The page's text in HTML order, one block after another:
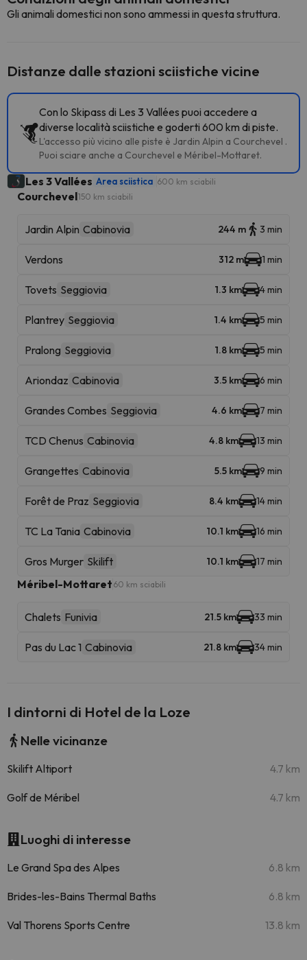
Gli animali domestici non sono ammessi in questa struttura.
Distanze dalle stazioni sciistiche vicine
Con lo Skipass di Les 3 Vallées puoi accedere a
diverse località sciistiche e goderti 600 km di piste.
L'accesso più vicino alle piste è Jardin Alpin a Courchevel .
Puoi sciare anche a Courchevel e Méribel-Mottaret.
Les 3 Vallées Area sciistica 600 km sciabili
Courchevel150 km sciabili
Jardin Alpin Cabinovia 244 m 3 min
Verdons 312 m 1 min
Tovets Seggiovia 1.3 km 4 min
Plantrey Seggiovia 1.4 km 5 min
Pralong Seggiovia 1.8 km 5 min
Ariondaz Cabinovia 3.5 km 6 min
Grandes Combes Seggiovia 4.6 km 7 min
TCD Chenus Cabinovia 4.8 km 13 min
Grangettes Cabinovia 5.5 km 9 min
Forêt de Praz Seggiovia 8.4 km 14 min
TC La Tania Cabinovia 10.1 km 16 min
Gros Murger Skilift 10.1 km 17 min
Méribel-Mottaret 60 km sciabili
Chalets Funivia 21.5 km 33 min
Pas du Lac 1 Cabinovia 21.8 km 34 min
I dintorni di Hotel de la Loze
Nelle vicinanze
Skilift Altiport 4.7 km
Golf de Méribel 4.7 km
Luoghi di interesse
Le Grand Spa des Alpes 6.8 km
Brides-les-Bains Thermal Baths 6.8 km
Val Thorens Sports Centre 13.8 km